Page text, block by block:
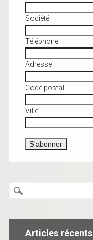
Société
Téléphone
Adresse
Code postal
Ville
Articles récents